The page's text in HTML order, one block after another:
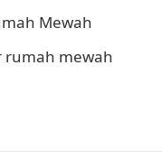
Mewah
rumah mewah